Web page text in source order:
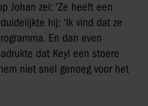
Johan zei: ‘Ze heeft een
hij: ‘Ik vind dat ze
En dan even
dat Keyl een stoere
niet snel genoeg voor het